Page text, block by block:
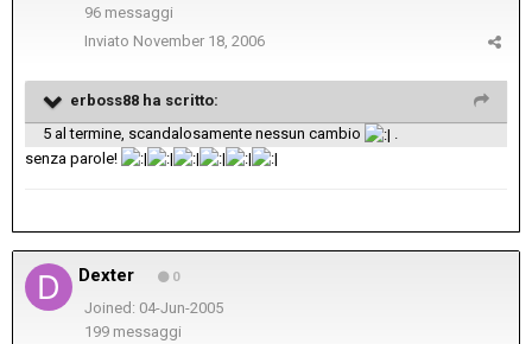
96 messaggi
Inviato November 18, 2006
erboss88 ha scritto:
5 al termine, scandalosamente nessun cambio
.
senza parole!
Dexter 0
Joined: 04-Jun-2005
199 messaggi